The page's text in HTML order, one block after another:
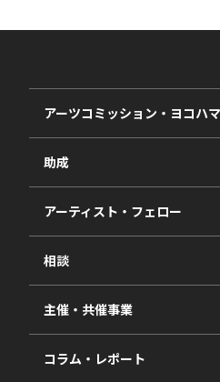
アーツコミッション・ヨコハ
事業紹介
事業報告書
助成
2027年度
2026年度
2025年度
2024年度
2023年度
過去の採択一覧
アーティスト・フェロー
相談
視察・ヒアリング・研究
相談依頼フォーム
主催・共催事業
コラム・レポート